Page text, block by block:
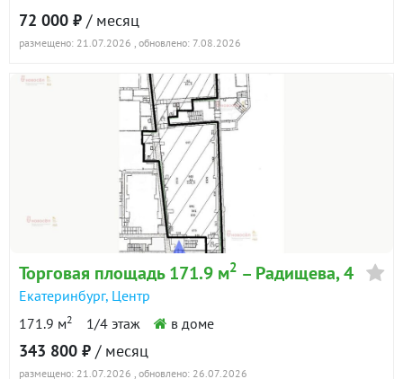
72 000 ₽ / месяц
размещено: 21.07.2026 , обновлено: 7.08.2026
Торговая площадь 171.9 м2 – Радищева, 4
Екатеринбург, Центр
171.9 м2 1/4 этаж в доме
343 800 ₽ / месяц
размещено: 21.07.2026 , обновлено: 26.07.2026